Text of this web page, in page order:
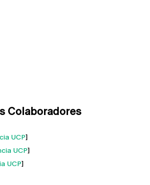
Colaboradores
UCP]
UCP]
UCP]